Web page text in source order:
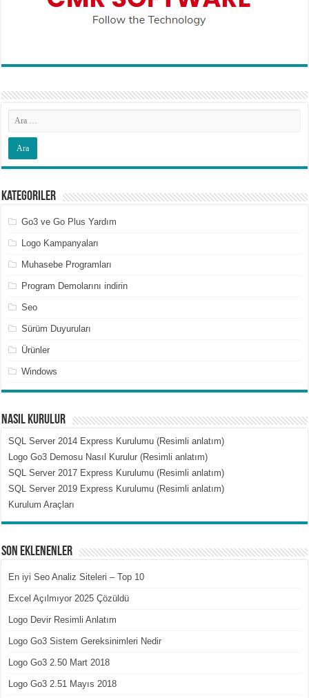
Kategoriler
Go3 ve Go Plus Yardım
Logo Kampanyaları
Muhasebe Programları
Program Demolarını indirin
Seo
Sürüm Duyuruları
Ürünler
Windows
Nasıl Kurulur
SQL Server 2014 Express Kurulumu (Resimli anlatım)
Logo Go3 Demosu Nasıl Kurulur (Resimli anlatım)
SQL Server 2017 Express Kurulumu (Resimli anlatım)
SQL Server 2019 Express Kurulumu (Resimli anlatım)
Kurulum Araçları
Son Eklenenler
En iyi Seo Analiz Siteleri – Top 10
Excel Açılmıyor 2025 Çözüldü
Logo Devir Resimli Anlatım
Logo Go3 Sistem Gereksinimleri Nedir
Logo Go3 2.50 Mart 2018
Logo Go3 2.51 Mayıs 2018